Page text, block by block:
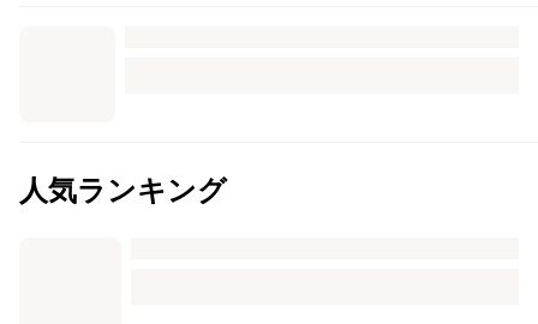
人気ランキング